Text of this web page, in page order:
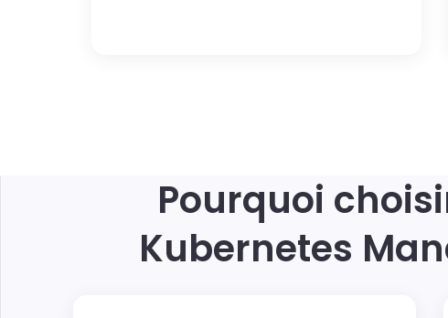
Pourquoi
Kubernetes